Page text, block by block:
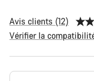
Avis clients (12)
Vérifier la
Configuration